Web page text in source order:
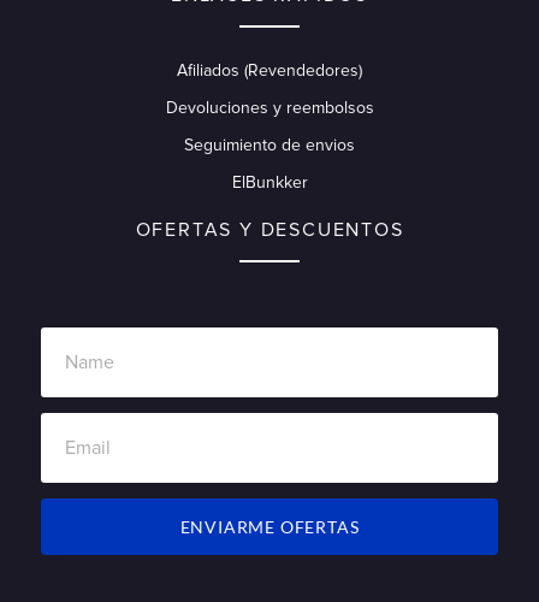
Afiliados (Revendedores)
Devoluciones y reembolsos
Seguimiento de envios
ElBunkker
OFERTAS Y DESCUENTOS
ENVIARME OFERTAS